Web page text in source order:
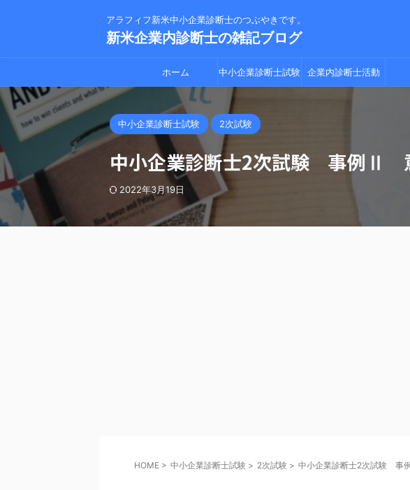
アラフィフ新米中小企業診断士のつぶやきです。
新米企業内診断士の雑記ブログ
ホーム 中小企業診断士試験 企業内診断士活動
中小企業診断士試験 2次試験
中小企業診断士2次試験 事例Ⅱ
2022年3月19日
HOME > 中小企業診断士試験 > 2次試験 > 中小企業診断士2次試験 事